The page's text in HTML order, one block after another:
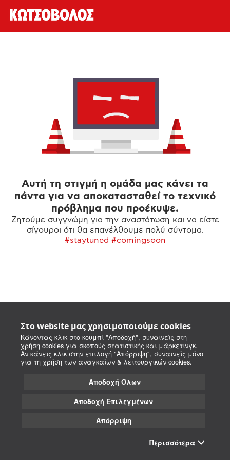
Στο website μας χρησιμοποιούμε cookies
Κάνοντας κλικ στο κουμπί "Αποδοχή", συναινείς στη
χρήση cookies για σκοπούς στατιστικής και μάρκετινγκ.
Αν κάνεις κλικ στην επιλογή "Απόρριψη", συναινείς μόνο
για τη χρήση των αναγκαίων & λειτουργικών cookies.
Αποδοχή Όλων
Αποδοχή Επιλεγμένων
Απόρριψη
Περισσότερα
Αυτή τη στιγμή η ομάδα μας κάνει τα
πάντα για να αποκατασταθεί το τεχνικό
πρόβλημα που προέκυψε.
Ζητούμε συγγνώμη για την αναστάτωση και να είστε
σίγουροι ότι θα επανέλθουμε πολύ σύντομα.
#staytuned #comingsoon